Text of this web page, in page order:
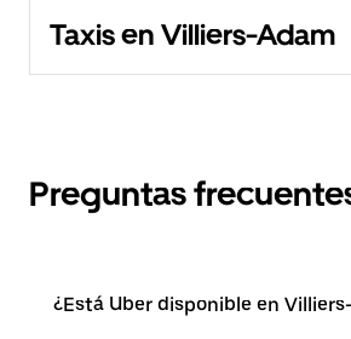
Taxis en Villiers-Adam
Preguntas
¿Está Uber disponible en